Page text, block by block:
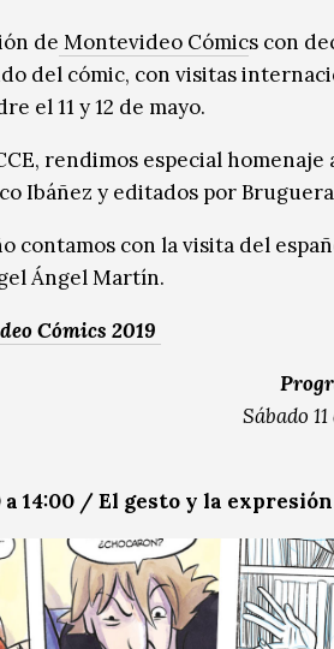
de Montevideo Cómics con
del cómic, con visitas
el 11 y 12 de mayo.
rendimos especial
Ibáñez y editados por
contamos con la visita del
Ángel Martín.
Cómics 2019
Sábado
a 14:00 / El gesto y la